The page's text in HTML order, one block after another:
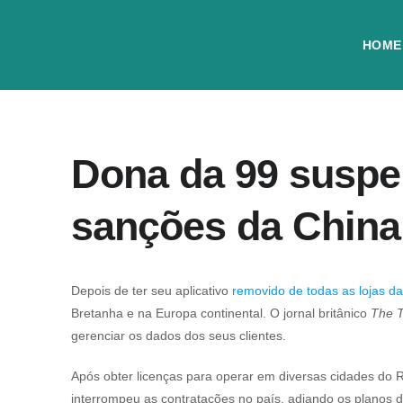
HOME
Dona da 99
sanções da China
Depois de ter seu aplicativo removido de todas as lojas
Bretanha e na Europa continental. O jornal britânico The
gerenciar os dados dos seus clientes.
Após obter licenças para operar em diversas cidades do
interrompeu as contratações no país, adiando os planos